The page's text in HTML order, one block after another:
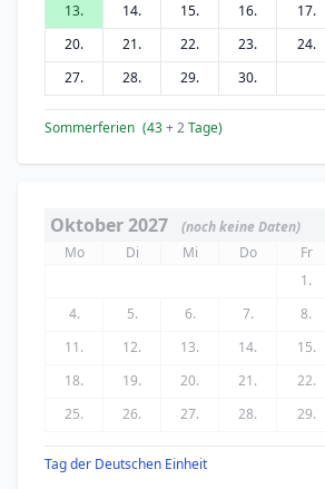
13.
14. 15. 16. 17.
20.
21. 22. 23. 24.
27.
28. 29. 30.
Sommerferien (43+ 2Tage)
Oktober 2027
(noch keine Daten)
Mo
Di Mi Do Fr
1.
4.
5. 6. 7. 8.
11.
12. 13. 14. 15.
18.
19. 20. 21. 22.
25.
26. 27. 28. 29.
Tag der Deutschen Einheit